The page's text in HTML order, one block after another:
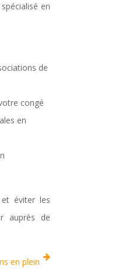
en
de
congé
en
éviter les
auprès de
en plein